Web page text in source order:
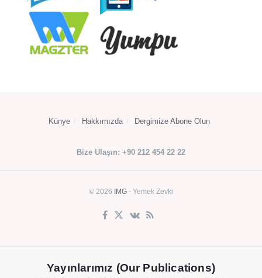
Künye Hakkımızda Dergimize Abone Olun
Bize Ulaşın: +90 212 454 22 22
© 2026 IMG - Yemek Zevki
Yayınlarımız (Our Publications)